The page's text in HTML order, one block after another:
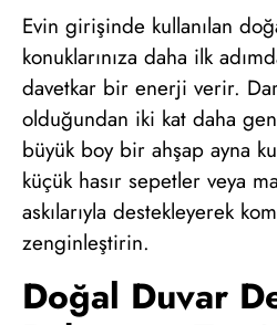
Evin girişinde kullanılan
konuklarınıza daha ilk
davetkar bir enerji verir.
olduğundan iki kat daha
büyük boy bir ahşap ayna
küçük hasır sepetler veya
askılarıyla destekleyerek
zenginleştirin.
Doğal Duvar